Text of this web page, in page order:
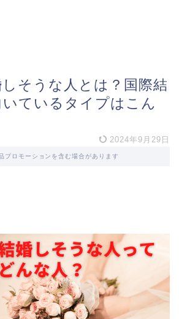
そうな人とは？国際結
ているタイプはこん
2024年9月29日
プロモーションを含む場合があります